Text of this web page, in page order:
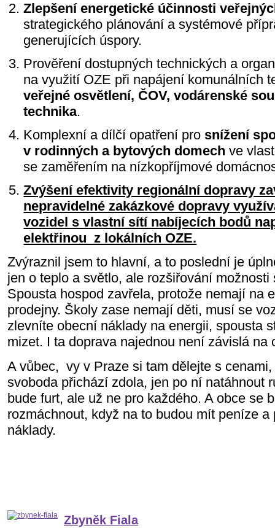
Zlepšení energetické účinnosti
strategického plánování a systémové
generujících úspory.
Prověření dostupných technických a
na využití OZE při napájení komunálních
veřejné osvětlení, ČOV, vodárenské
technika.
Komplexní a dílčí opatření pro snížení
v rodinných a bytových domech ve
se zaměřením na nízkopříjmové
Zvýšení efektivity regionální dopravy
nepravidelné zakázkové dopravy
vozidel s vlastní sítí nabíjecích bodů
elektřinou z lokálních OZE.
Zvýraznil jsem to hlavní, a to poslední je
jen o teplo a světlo, ale rozšiřování možnosti
Spousta hospod zavřela, protože nemají na
prodejny. Školy zase nemají děti, musí se
zlevníte obecní náklady na energii, spousta
mizet. I ta doprava najednou není závislá na
A vůbec, vy v Praze si tam dělejte s
svoboda přichází zdola, jen po ní natáhnout
bude furt, ale už ne pro každého. A obce se
rozmáchnout, když na to budou mít peníze
náklady.
Zbyněk Fiala